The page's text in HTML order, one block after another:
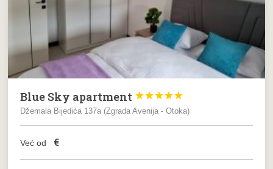
Blue Sky apartment 




Džemala Bijedića 137a (Zgrada Avenija - Otoka)
Već od €